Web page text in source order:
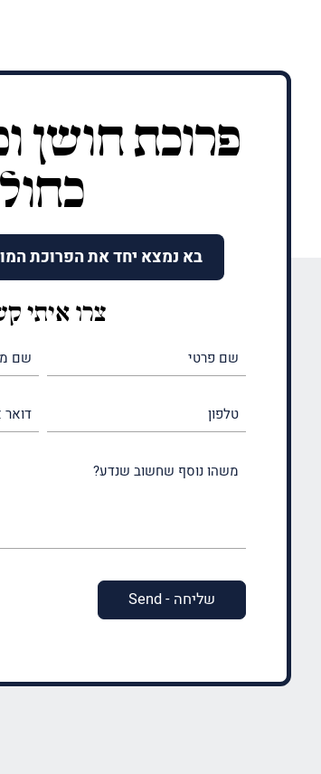
פרוכת חושן
כחול
בא נמצא יחד את הפרוכת
צרו איתי